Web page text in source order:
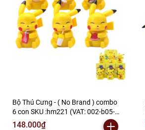
Bộ Thú Cưng - ( No Brand ) combo
6 con SKU :hm221 (VAT: 002-b05-
110) - N2-C1-S16
148.000₫